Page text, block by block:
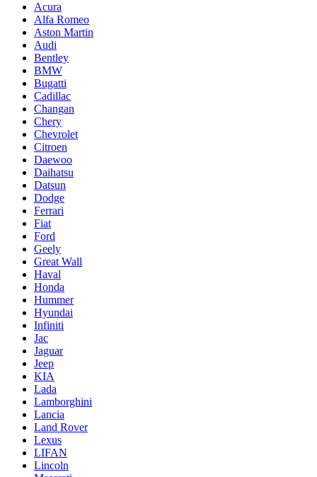
Acura
Alfa Romeo
Aston Martin
Audi
Bentley
BMW
Bugatti
Cadillac
Changan
Chery
Chevrolet
Citroen
Daewoo
Daihatsu
Datsun
Dodge
Ferrari
Fiat
Ford
Geely
Great Wall
Haval
Honda
Hummer
Hyundai
Infiniti
Jac
Jaguar
Jeep
KIA
Lada
Lamborghini
Lancia
Land Rover
Lexus
LIFAN
Lincoln